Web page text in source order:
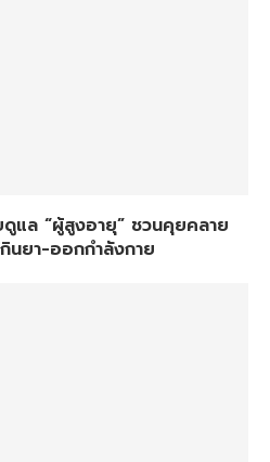
แล “ผู้สูงอายุ” ชวนคุยคลาย
กินยา-ออกกำลังกาย